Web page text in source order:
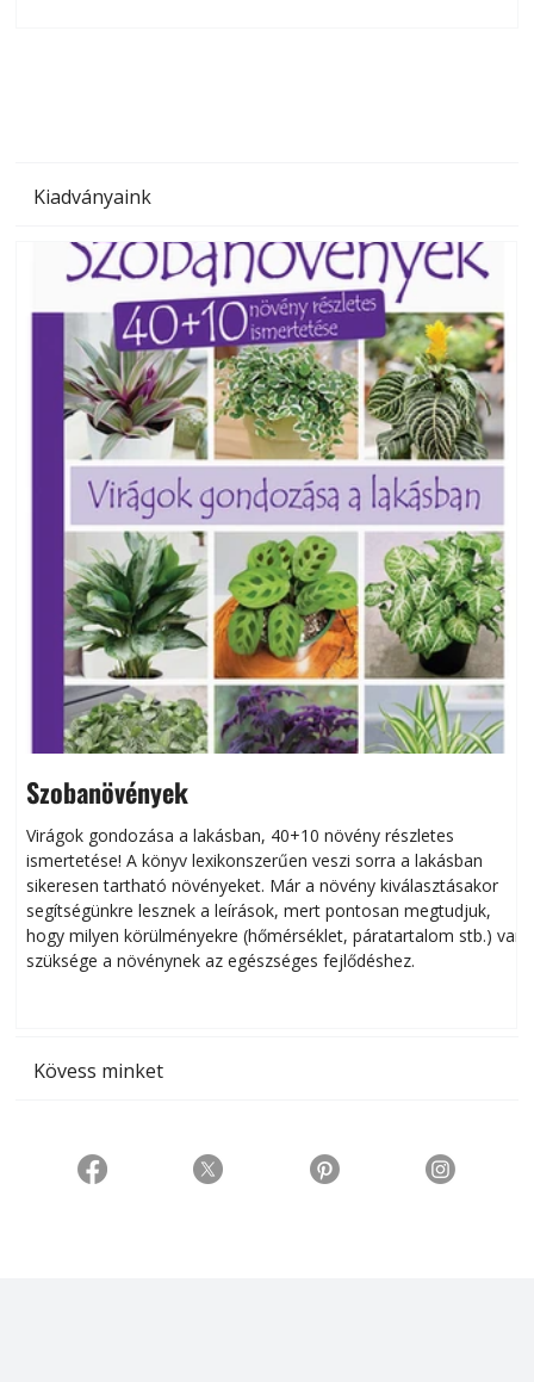
Kiadványaink
Szobanövények
Virágok gondozása a lakásban, 40+10 növény részletes
ismertetése! A könyv lexikonszerűen veszi sorra a lakásban
sikeresen tart­ha­tó növényeket. Már a növény kiválasztásakor
segítségünkre lesznek a leírások, mert pontosan megtudjuk,
hogy milyen körülményekre (hőmérséklet, páratartalom stb.) van
szüksége a növénynek az egészséges fejlődéshez.
Kövess minket